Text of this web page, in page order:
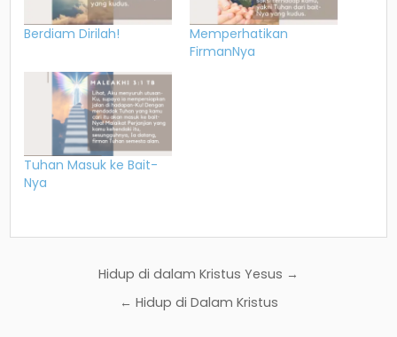
Berdiam Dirilah!
Memperhatikan
FirmanNya
Tuhan Masuk ke Bait-
Nya
navigation
Hidup di dalam Kristus Yesus →
← Hidup di Dalam Kristus